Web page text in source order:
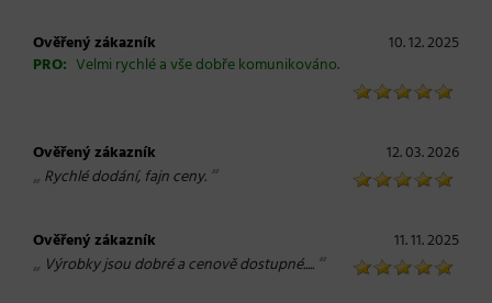
Ověřený zákazník
10. 12. 2025
PRO: Velmi rychlé a vše dobře komunikováno.
Ověřený zákazník 12. 03. 2026
„ Rychlé dodání, fajn ceny. “
Ověřený zákazník 11. 11. 2025
„ Výrobky jsou dobré a cenově dostupné..... “